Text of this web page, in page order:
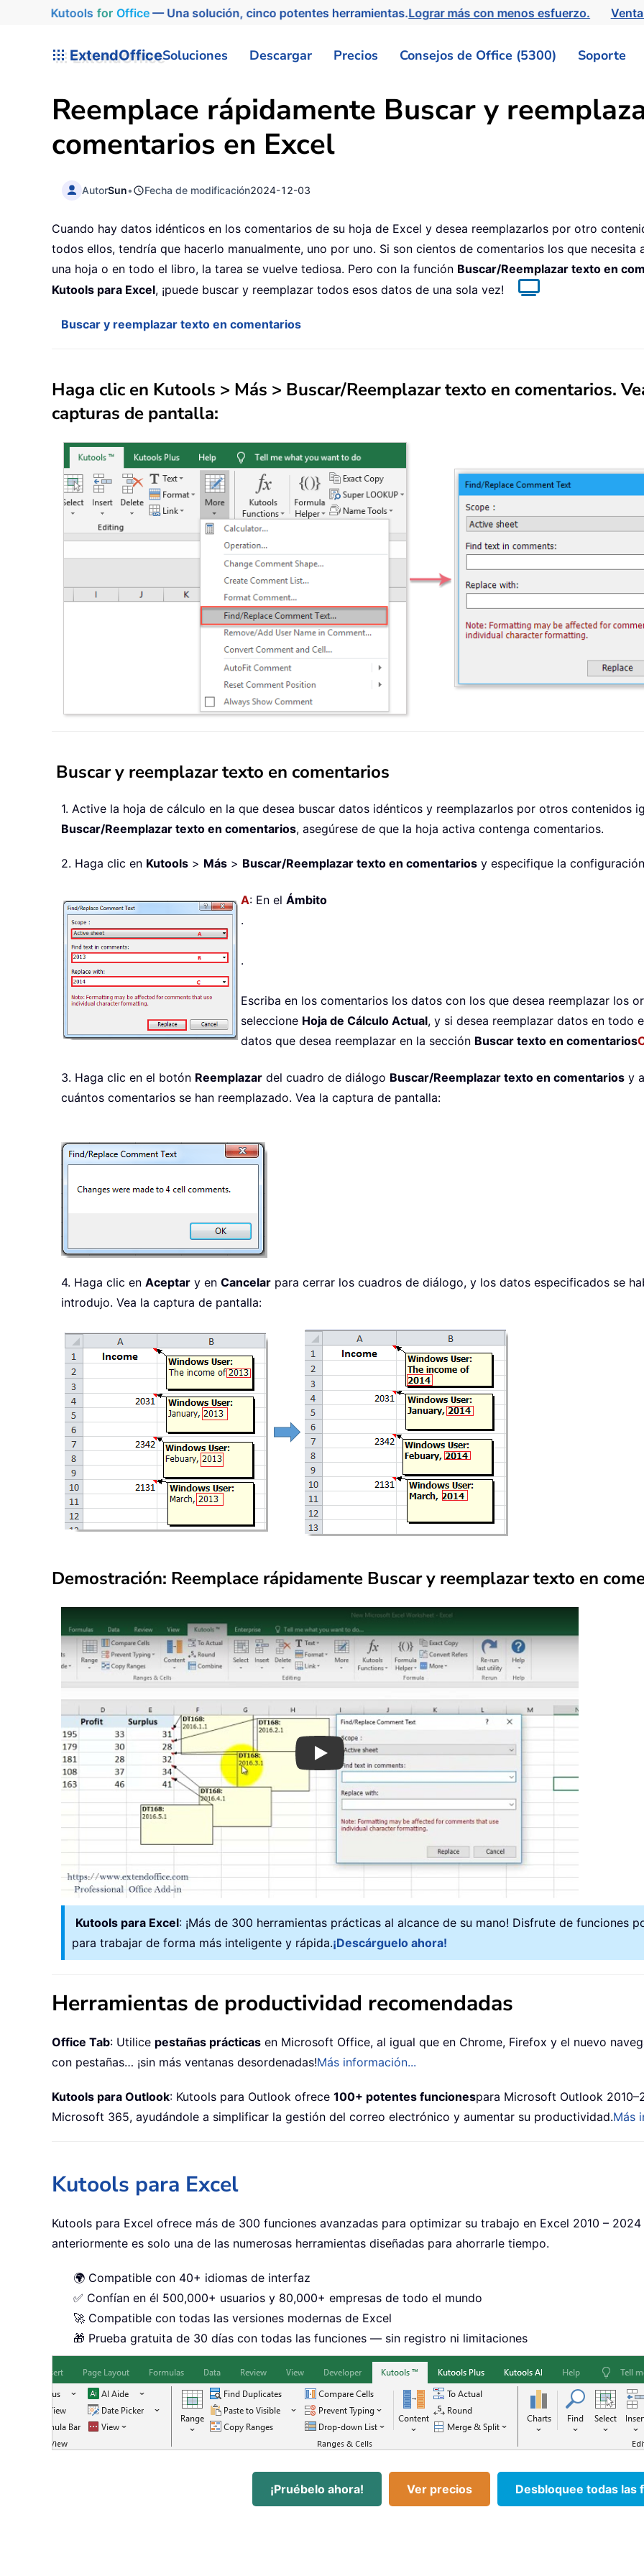
Kutools for Office— Una solución, cinco potentes herramientas.Lograr más con menos esfuerzo.
ExtendOfficeSoluciones Descargar Precios Consejos de Office (5300) Soporte
Reemplace rápidamente Buscar y
comentarios en Excel
AutorSun• Fecha de modificación2024-12-03
Cuando hay datos idénticos en los comentarios de su hoja de Excel y desea reemplazarlos por otro
todos ellos, tendría que hacerlo manualmente, uno por uno. Si son cientos de comentarios los que necesita
una hoja o en todo el libro, la tarea se vuelve tediosa. Pero con la función Buscar/Reemplazar texto en
Kutools para Excel, ¡puede buscar y reemplazar todos esos datos de una sola vez!
Buscar y reemplazar texto en comentarios
Haga clic en Kutools > Más > Buscar/Reemplazar texto en comentarios.
capturas de pantalla:
Buscar y reemplazar texto en comentarios
1. Active la hoja de cálculo en la que desea buscar datos idénticos y reemplazarlos por otros contenidos
Buscar/Reemplazar texto en comentarios, asegúrese de que la hoja activa contenga comentarios.
2. Haga clic en Kutools > Más > Buscar/Reemplazar texto en comentarios y especifique la
A: En el Ámbito
.
.
Escriba en los comentarios los datos con los que desea reemplazar los
seleccione Hoja de Cálculo Actual, y si desea reemplazar datos en todo
datos que desea reemplazar en la sección Buscar texto en comentarios
3. Haga clic en el botón Reemplazar del cuadro de diálogo Buscar/Reemplazar texto en comentarios y
cuántos comentarios se han reemplazado. Vea la captura de pantalla:
4. Haga clic en Aceptar y en Cancelar para cerrar los cuadros de diálogo, y los datos especificados se
introdujo. Vea la captura de pantalla:
Demostración: Reemplace rápidamente Buscar y reemplazar texto en
Play
Kutools para Excel: ¡Más de 300 herramientas prácticas al alcance de su mano! Disfrute de funciones
para trabajar de forma más inteligente y rápida.¡Descárguelo ahora!
Herramientas de productividad recomendadas
Office Tab: Utilice pestañas prácticas en Microsoft Office, al igual que en Chrome, Firefox y el nuevo
con pestañas… ¡sin más ventanas desordenadas!Más información...
Kutools para Outlook: Kutools para Outlook ofrece 100+ potentes funcionespara Microsoft Outlook
Microsoft 365, ayudándole a simplificar la gestión del correo electrónico y aumentar su productividad.Más
Kutools para Excel
Kutools para Excel ofrece más de 300 funciones avanzadas para optimizar su trabajo en Excel 2010 –
anteriormente es solo una de las numerosas herramientas diseñadas para ahorrarle tiempo.
🌍 Compatible con 40+ idiomas de interfaz
✅ Confían en él 500,000+ usuarios y 80,000+ empresas de todo el mundo
🚀 Compatible con todas las versiones modernas de Excel
🎁 Prueba gratuita de 30 días con todas las funciones — sin registro ni limitaciones
¡Pruébelo ahora! Ver precios Desbloquee todas las